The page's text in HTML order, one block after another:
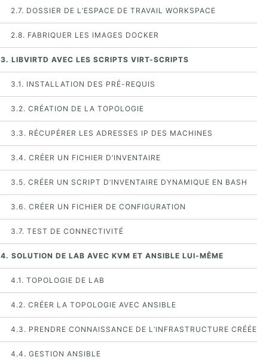
2.7. DOSSIER DE L’ESPACE DE TRAVAIL WORKSPACE
2.8. FABRIQUER LES IMAGES DOCKER
3. LIBVIRTD AVEC LES SCRIPTS VIRT-SCRIPTS
3.1. INSTALLATION DES PRÉ-REQUIS
3.2. CRÉATION DE LA TOPOLOGIE
3.3. RÉCUPÉRER LES ADRESSES IP DES MACHINES
3.4. CRÉER UN FICHIER D’INVENTAIRE
3.5. CRÉER UN SCRIPT D’INVENTAIRE DYNAMIQUE EN BASH
3.6. CRÉER UN FICHIER DE CONFIGURATION
3.7. TEST DE CONNECTIVITÉ
4. SOLUTION DE LAB AVEC KVM ET ANSIBLE LUI-MÊME
4.1. TOPOLOGIE DE LAB
4.2. CRÉER LA TOPOLOGIE AVEC ANSIBLE
4.3. PRENDRE CONNAISSANCE DE L’INFRASTRUCTURE CRÉÉE
4.4. GESTION ANSIBLE